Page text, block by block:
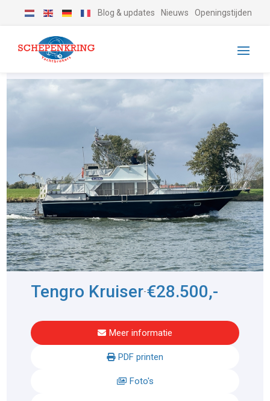
Blog & updates Nieuws Openingstijden
Tengro Kruiser-€28.500,-
Meer informatie
PDF printen
Foto's